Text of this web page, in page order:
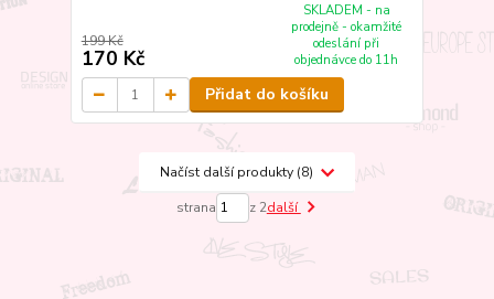
199 Kč
170 Kč
SKLADEM - na
prodejně - okamžité
odeslání při
objednávce do 11h
Přidat do košíku
Načíst další produkty (8)
strana z 2další